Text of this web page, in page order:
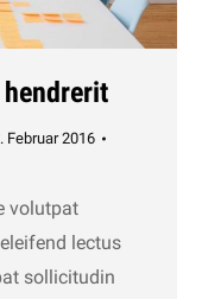
Februar 2016
volutpat
lectus
sollicitudin